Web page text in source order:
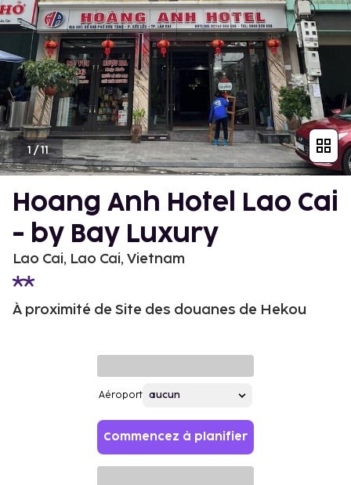
1/11
Hoang Anh Hotel Lao Cai
- by Bay Luxury
Lao Cai, Lao Cai, Vietnam
À proximité de Site des douanes de Hekou
Aéroport
Commencez à planifier